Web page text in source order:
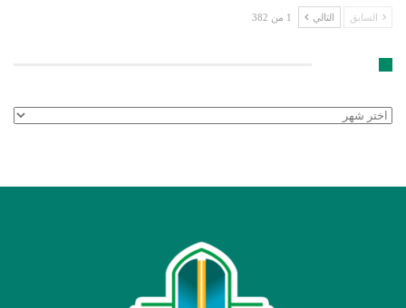
السابق التالي 1 من 382
الأرشيف